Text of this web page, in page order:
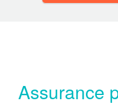
Assurance